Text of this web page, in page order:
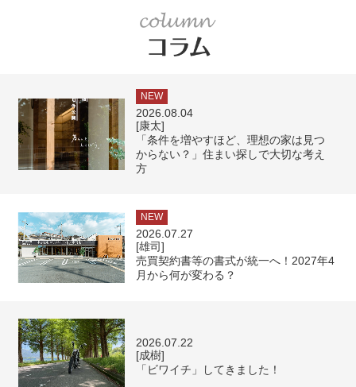
NEW
2026.08.04
[康太]
「条件を増やすほど、理想の家は見つ
からない？」住まい探しで大切な考え
方
NEW
2026.07.27
[雄司]
売買契約書等の書式が統一へ！2027年4
月から何が変わる？
2026.07.22
[成樹]
「ビワイチ」してきました！